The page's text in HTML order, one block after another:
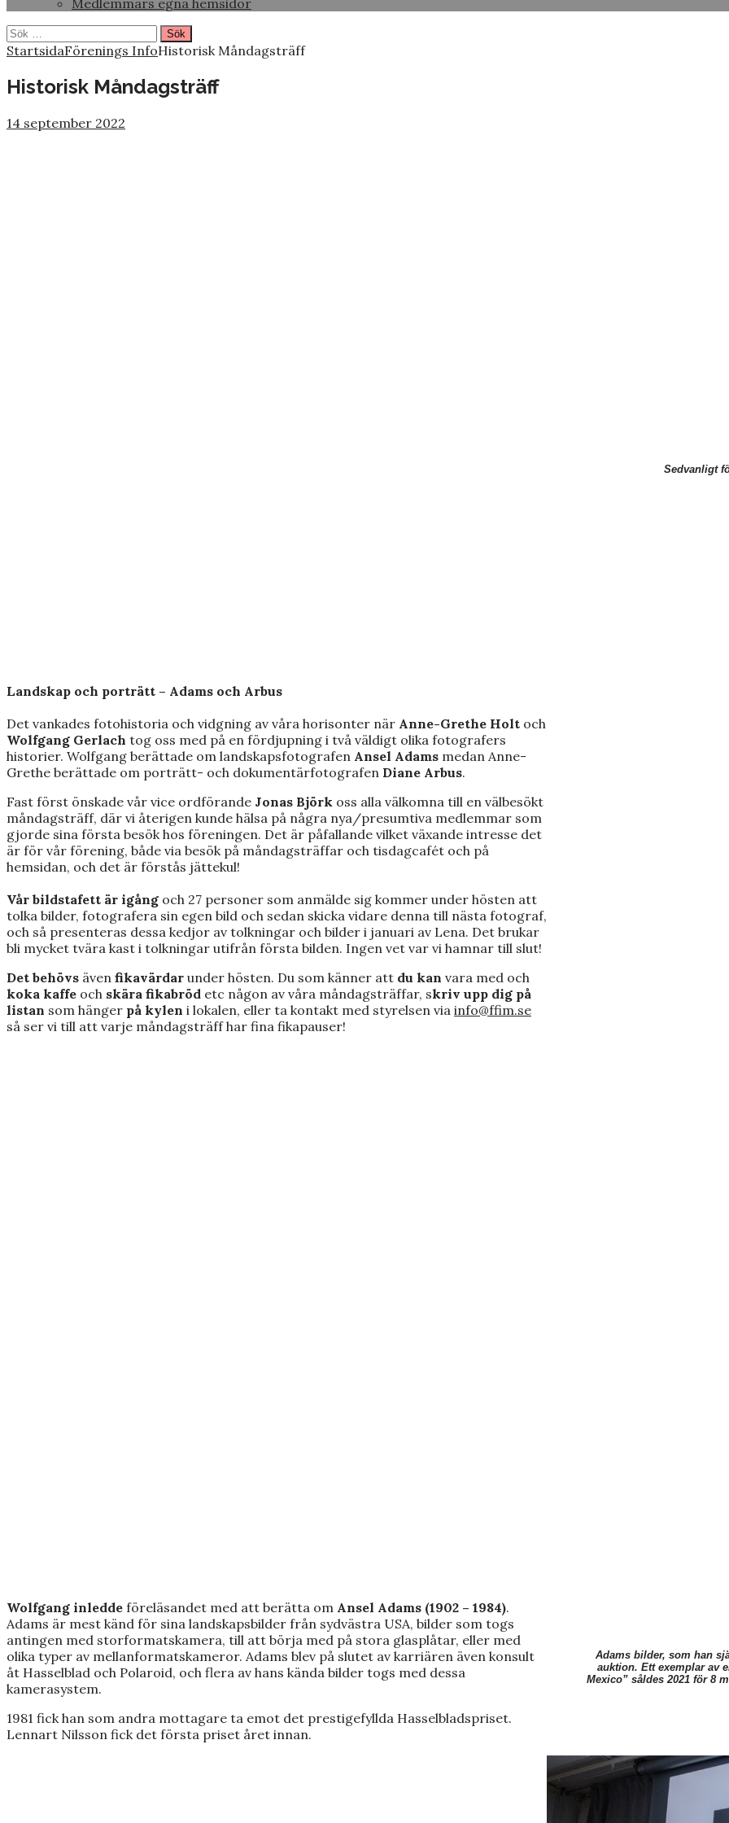
Medlemmars egna hemsidor
Sök
efter:
StartsidaFörenings InfoHistorisk Måndagsträff
Historisk Måndagsträff
14 september 2022
Landskap och porträtt – Adams och Arbus
Det vankades fotohistoria och vidgning av våra horisonter när Anne-Grethe Holt och
Wolfgang Gerlach tog oss med på en fördjupning i två väldigt olika fotografers
historier. Wolfgang berättade om landskapsfotografen Ansel Adams medan Anne-
Grethe berättade om porträtt- och dokumentärfotografen Diane Arbus.
Fast först önskade vår vice ordförande Jonas Björk oss alla välkomna till en välbesökt
måndagsträff, där vi återigen kunde hälsa på några nya/presumtiva medlemmar som
gjorde sina första besök hos föreningen. Det är påfallande vilket växande intresse det
är för vår förening, både via besök på måndagsträffar och tisdagcafét och på
hemsidan, och det är förstås jättekul!
Vår bildstafett är igång och 27 personer som anmälde sig kommer under hösten att
tolka bilder, fotografera sin egen bild och sedan skicka vidare denna till nästa fotograf,
och så presenteras dessa kedjor av tolkningar och bilder i januari av Lena. Det brukar
bli mycket tvära kast i tolkningar utifrån första bilden. Ingen vet var vi hamnar till slut!
Det behövs även fikavärdar under hösten. Du som känner att du kan vara med och
koka kaffe och skära fikabröd etc någon av våra måndagsträffar, skriv upp dig på
listan som hänger på kylen i lokalen, eller ta kontakt med styrelsen via info@ffim.se
så ser vi till att varje måndagsträff har fina fikapauser!
Sedvanligt
Wolfgang inledde föreläsandet med att berätta om Ansel Adams (1902 – 1984).
Adams är mest känd för sina landskapsbilder från sydvästra USA, bilder som togs
antingen med storformatskamera, till att börja med på stora glasplåtar, eller med
olika typer av mellanformatskameror. Adams blev på slutet av karriären även konsult
åt Hasselblad och Polaroid, och flera av hans kända bilder togs med dessa
kamerasystem.
1981 fick han som andra mottagare ta emot det prestigefyllda Hasselbladspriset.
Lennart Nilsson fick det första priset året innan.
Adams bilder, som han
auktion. Ett exemplar av
Mexico” såldes 2021 för 8